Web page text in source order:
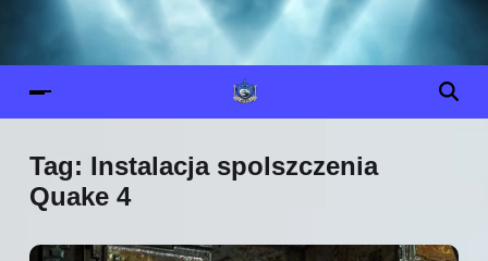
Tag: Instalacja spolszczenia
Quake 4